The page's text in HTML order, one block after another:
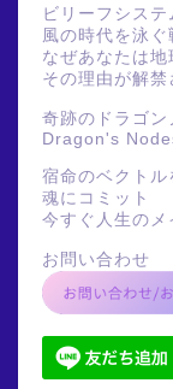
ビリーフシステ
風の時代を泳ぐ
なぜあなたは地
その理由が解禁
奇跡のドラゴン
Dragon's
宿命のベクトル
魂にコミット
今すぐ人生のメ
お問い合わせ